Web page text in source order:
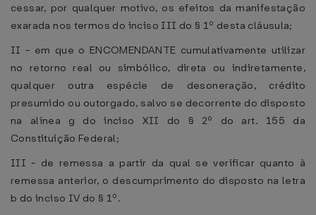
cessar, por qualquer motivo, os efeitos da manifestação
exarada nos termos do inciso III do § 1º desta cláusula;
II - em que o ENCOMENDANTE cumulativamente utilizar
no retorno real ou simbólico, direta ou indiretamente,
qualquer outra espécie de desoneração, crédito
presumido ou outorgado, salvo se decorrente do disposto
na alínea g do inciso XII do § 2º do art. 155 da
Constituição Federal;
III - de remessa a partir da qual se verificar quanto à
remessa anterior, o descumprimento do disposto na letra
b do inciso IV do § 1º.